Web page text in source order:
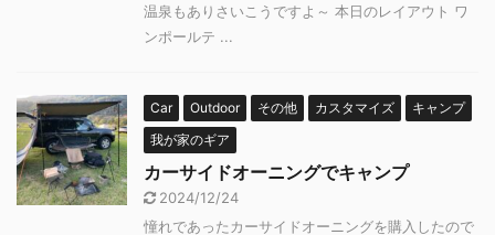
温泉もありさいこうですよ～ 本日のレイアウト ワ
ンポールテ ...
Car Outdoor その他 カスタマイズ
キャンプ
我が家のギア
カーサイドオーニングでキャンプ
2024/12/24
憧れであったカーサイドオーニングを購入したので